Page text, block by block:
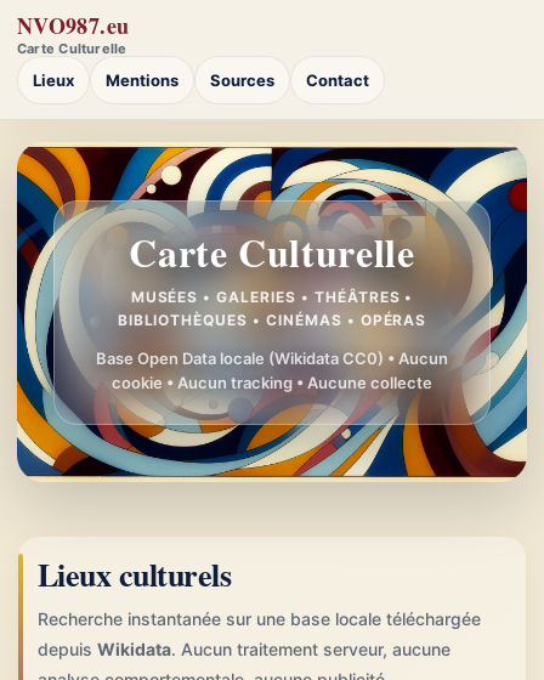
NVO987.eu
Carte Culturelle
Lieux Mentions Sources Contact
Carte Culturelle
MUSÉES • GALERIES • THÉÂTRES •
BIBLIOTHÈQUES • CINÉMAS • OPÉRAS
Base Open Data locale (Wikidata CC0) • Aucun
cookie • Aucun tracking • Aucune collecte
Lieux culturels
Recherche instantanée sur une base locale téléchargée
depuis Wikidata. Aucun traitement serveur, aucune